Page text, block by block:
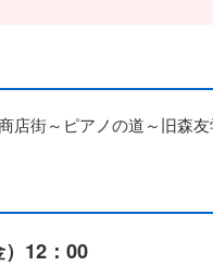
店街～ピアノの道～旧森
）12：00